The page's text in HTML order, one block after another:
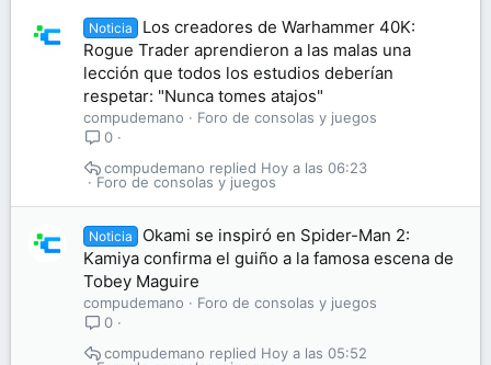
Noticia
Los creadores de Warhammer 40K:
Rogue Trader aprendieron a las malas una
lección que todos los estudios deberían
respetar: "Nunca tomes atajos"
compudemano
Foro de consolas y juegos
0
Foro de consolas y juegos
Hoy a las 06:23
compudemano
Noticia
Okami se inspiró en Spider-Man 2:
Kamiya confirma el guiño a la famosa escena de
Tobey Maguire
compudemano
Foro de consolas y juegos
0
Hoy a las 05:52
compudemano